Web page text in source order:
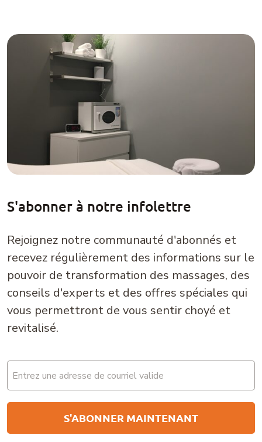
S'abonner à notre infolettre
Rejoignez notre communauté d'abonnés et
recevez régulièrement des informations sur le
pouvoir de transformation des massages, des
conseils d'experts et des offres spéciales qui
vous permettront de vous sentir choyé et
revitalisé.
Email
(Nécessaire)